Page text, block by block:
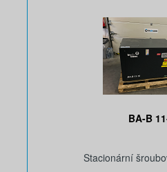
BA-B
Stacionární